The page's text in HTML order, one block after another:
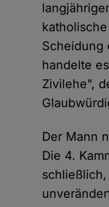
Scheidung
handelte
Zivilehe",
Der Mann
Die 4.